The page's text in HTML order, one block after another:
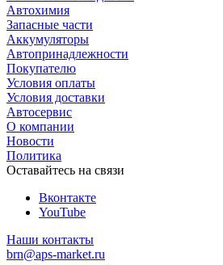
Автохимия
Запасные части
Аккумуляторы
Автопринадлежности
Покупателю
Условия оплаты
Условия доставки
Автосервис
О компании
Новости
Политика
Оставайтесь на связи
Вконтакте
YouTube
Наши контакты
brn@aps-market.ru